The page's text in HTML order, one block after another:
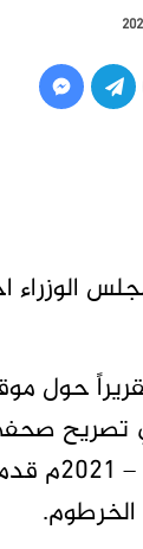
الوزراء
حول
تقرير
الخرطوم.